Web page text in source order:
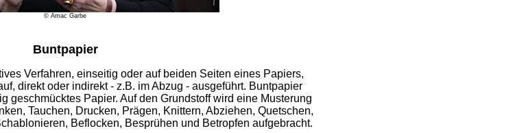
© Amac Garbe
Buntpapier
Verfahren, einseitig oder auf beiden Seiten eines Papiers,
direkt oder indirekt - z.B. im Abzug - ausgeführt. Buntpapier
geschmücktes Papier. Auf den Grundstoff wird eine Musterung
Tauchen, Drucken, Prägen, Knittern, Abziehen, Quetschen,
Beflocken, Besprühen und Betropfen aufgebracht.